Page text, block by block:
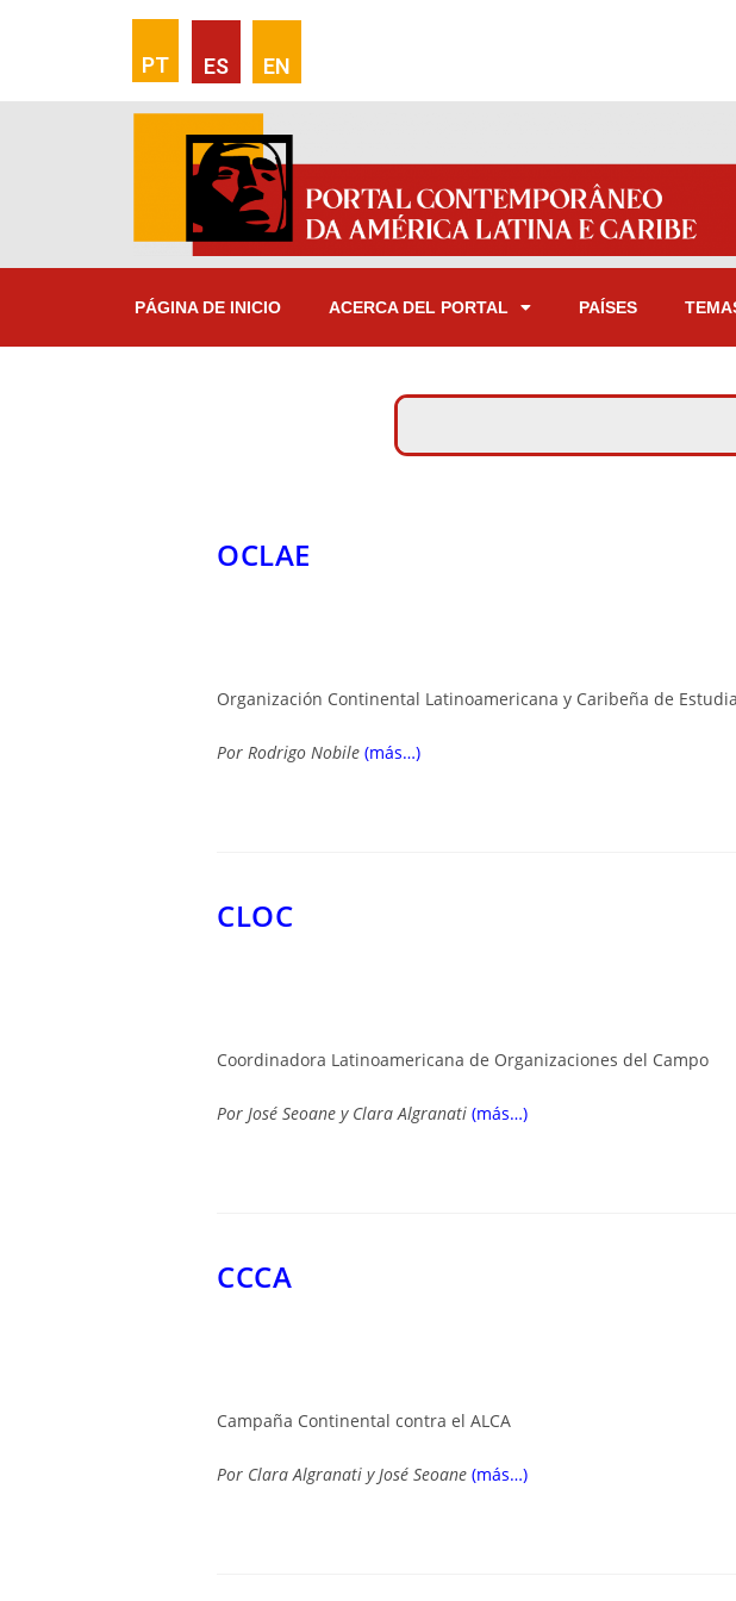
PT ES EN
PÁGINA DE INICIO ACERCA DEL PORTAL PAÍSES
OCLAE
Organización Continental Latinoamericana y Caribeña de
Por Rodrigo Nobile (más…)
CLOC
Coordinadora Latinoamericana de Organizaciones del Campo
Por José Seoane y Clara Algranati (más…)
CCCA
Campaña Continental contra el ALCA
Por Clara Algranati y José Seoane (más…)